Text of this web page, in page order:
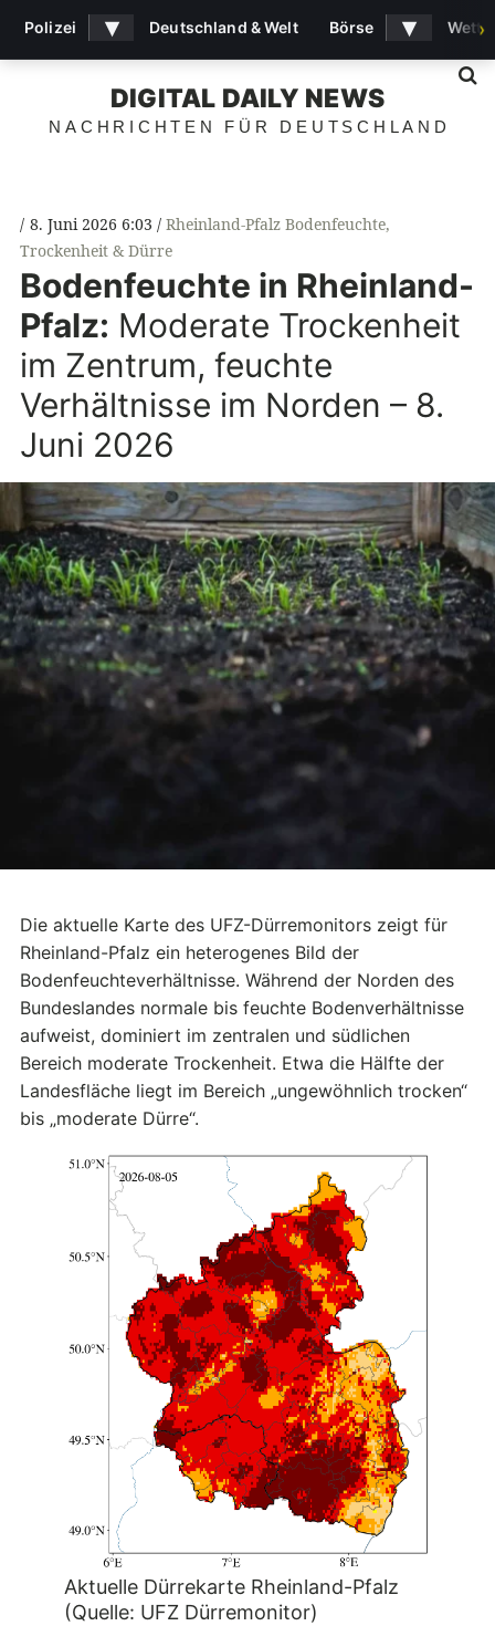
DIGITAL DAILY NEWS
NACHRICHTEN FÜR DEUTSCHLAND
8. Juni 2026 6:03 Rheinland-Pfalz Bodenfeuchte,
Trockenheit & Dürre
Bodenfeuchte in Rheinland-
Pfalz: Moderate Trockenheit
im Zentrum, feuchte
Verhältnisse im Norden – 8.
Juni 2026
Die aktuelle Karte des UFZ-Dürremonitors zeigt für
Rheinland-Pfalz ein heterogenes Bild der
Bodenfeuchteverhältnisse. Während der Norden des
Bundeslandes normale bis feuchte Bodenverhältnisse
aufweist, dominiert im zentralen und südlichen
Bereich moderate Trockenheit. Etwa die Hälfte der
Landesfläche liegt im Bereich „ungewöhnlich trocken“
bis „moderate Dürre“.
Aktuelle Dürrekarte Rheinland-Pfalz
(Quelle: UFZ Dürremonitor)
Polizei ▾ Deutschland & Welt Börse ▾ ›